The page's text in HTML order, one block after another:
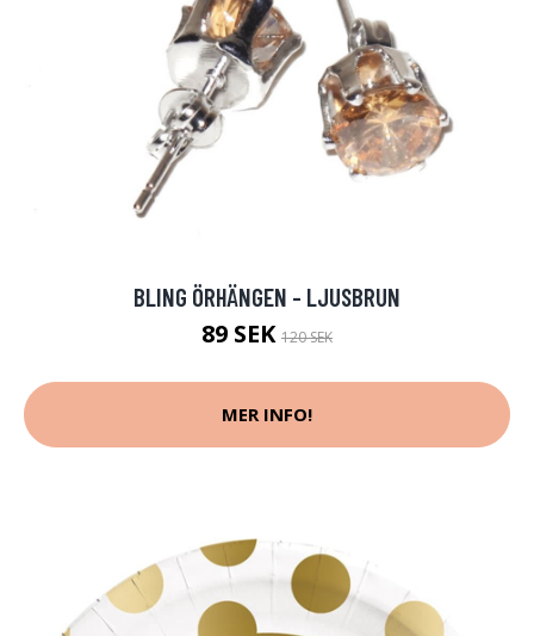
BLING ÖRHÄNGEN - LJUSBRUN
89 SEK 120 SEK
MER INFO!